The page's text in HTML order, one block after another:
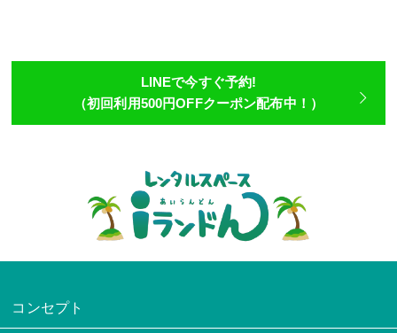
LINEで今すぐ予約!
（初回利用500円OFFクーポン配布中！）
コンセプト